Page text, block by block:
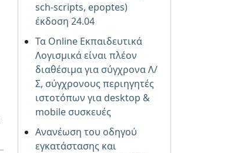
sch-scripts, epoptes)
έκδοση 24.04
Τα Online Εκπαιδευτικά
Λογισμικά είναι πλέον
διαθέσιμα για σύγχρονα Λ/
Σ, σύγχρονους περιηγητές
ιστοτόπων για desktop &
mobile συσκευές
Ανανέωση του οδηγού
εγκατάστασης και